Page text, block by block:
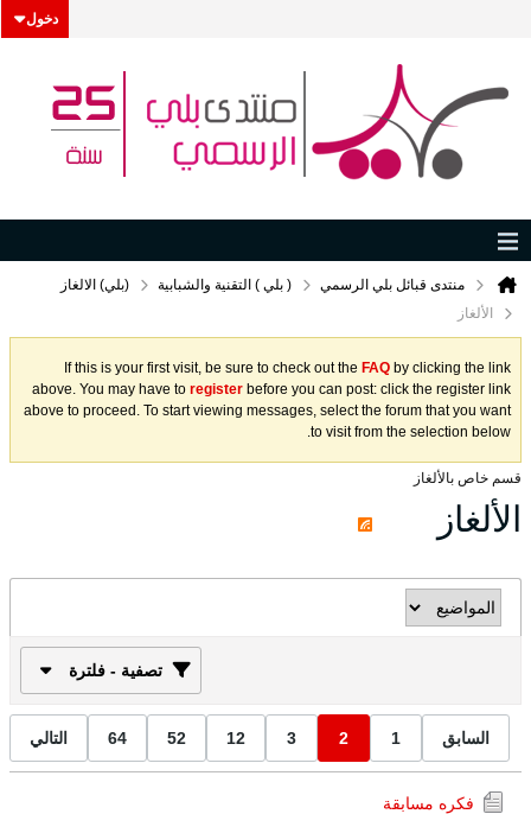
دخول
منتدى قبائل بلي الرسمي ( بلي ) التقنية والشبابية
(بلي) الالغاز
الألغاز
If this is your first visit, be sure to check out the FAQ by clicking the link
above. You may have to register before you can post: click the register link
above to proceed. To start viewing messages, select the forum that you want
to visit from the selection below.
قسم خاص بالألغاز
الألغاز
تصفية - فلترة
السابق 1
2
3
12
52
64 التالي
فكره مسابقة